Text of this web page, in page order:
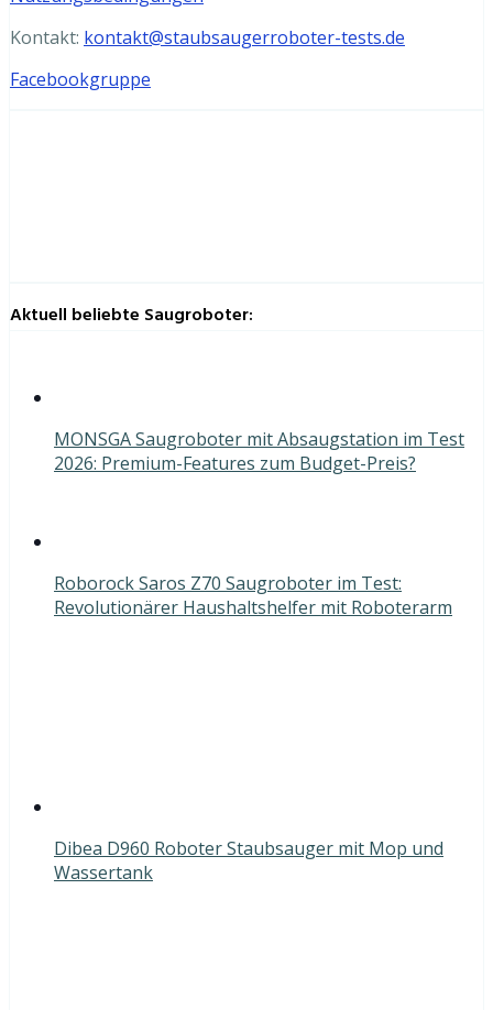
Kontakt: kontakt@staubsaugerroboter-tests.de
Facebookgruppe
Aktuell beliebte Saugroboter:
MONSGA Saugroboter mit Absaugstation im Test
2026: Premium-Features zum Budget-Preis?
Roborock Saros Z70 Saugroboter im Test:
Revolutionärer Haushaltshelfer mit Roboterarm
Dibea D960 Roboter Staubsauger mit Mop und
Wassertank